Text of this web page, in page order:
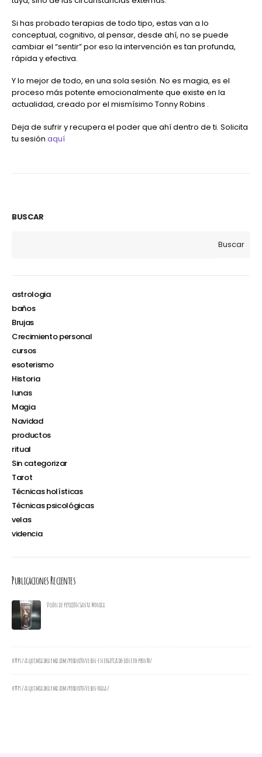
Si has probado terapias de todo tipo, estas van a lo
conceptual, cognitivo, al pensar, desde ahí, no se puede
cambiar el “sentir” por eso la intervención es tan profunda,
rápida y efectiva.
Y lo mejor de todo, en una sola sesión. No es magia, es el
proceso más potente emocionalmente que existe en la
actualidad, creado por el mismísimo Tonny Robins .
Deja de sufrir y recupera el poder que ahí dentro de ti. Solicita
tu sesión aquí
BUSCAR
Buscar
astrologia
baños
Brujas
Crecimiento personal
cursos
esoterismo
Historia
lunas
Magia
Navidad
productos
ritual
Sin categorizar
Tarot
Técnicas holísticas
Técnicas psicológicas
velas
videncia
Publicaciones Recientes
Velón de petición Santa Monica
https://alquimiadharma.com/producto/velon-energetizado-dinero-pronto/
https://alquimiadharma.com/producto/velon-oxala/